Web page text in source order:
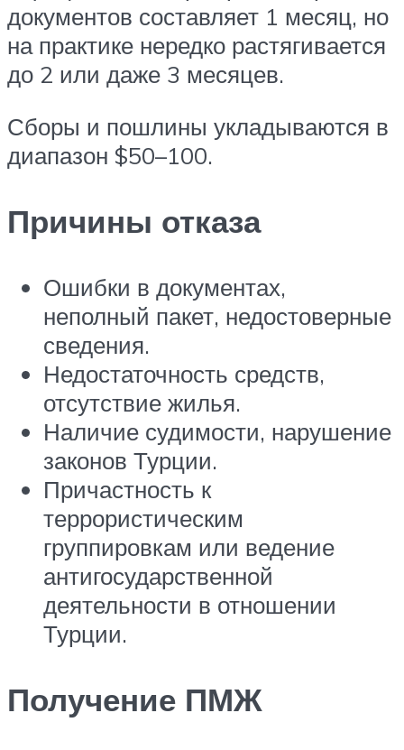
документов составляет 1 месяц, но
на практике нередко растягивается
до 2 или даже 3 месяцев.
Сборы и пошлины укладываются в
диапазон $50–100.
Причины отказа
Ошибки в документах,
неполный пакет, недостоверные
сведения.
Недостаточность средств,
отсутствие жилья.
Наличие судимости, нарушение
законов Турции.
Причастность к
террористическим
группировкам или ведение
антигосударственной
деятельности в отношении
Турции.
Получение ПМЖ